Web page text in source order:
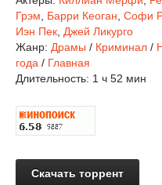
Грэм
Барри Кеоган Софи
Иэн Пек Джей Ликурго
Жанр: Драмы / Криминал /
года / Главная
Длительность: 1 ч 52 мин
Скачать торрент